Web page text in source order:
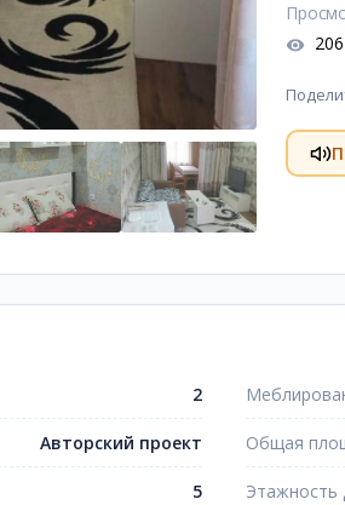
206
2
Авторский проект Общая
5 Этажность